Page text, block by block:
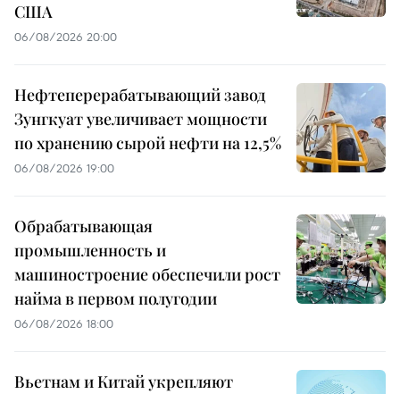
США
06/08/2026 20:00
Нефтеперерабатывающий завод
Зунгкуат увеличивает мощности
по хранению сырой нефти на 12,5%
06/08/2026 19:00
Обрабатывающая
промышленность и
машиностроение обеспечили рост
найма в первом полугодии
06/08/2026 18:00
Вьетнам и Китай укрепляют